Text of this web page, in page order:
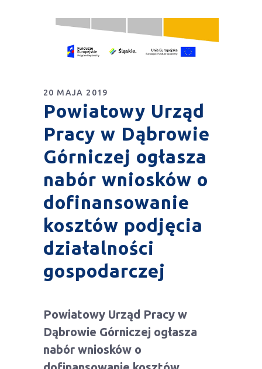
20 MAJA 2019
Powiatowy Urząd
Pracy w Dąbrowie
Górniczej ogłasza
nabór wniosków o
dofinansowanie
kosztów podjęcia
działalności
gospodarczej
Powiatowy Urząd Pracy w
Dąbrowie Górniczej ogłasza
nabór wniosków o